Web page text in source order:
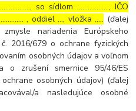
so sídlom ………………, IČO
, oddiel …, vložka ….. (ďalej
nariadenia Európskeho
2016/679 o ochrane fyzických
osobných údajov a voľnom
o zrušení smernice 95/46/ES
osobných údajov) (ďalej
a nasledujúce osobné